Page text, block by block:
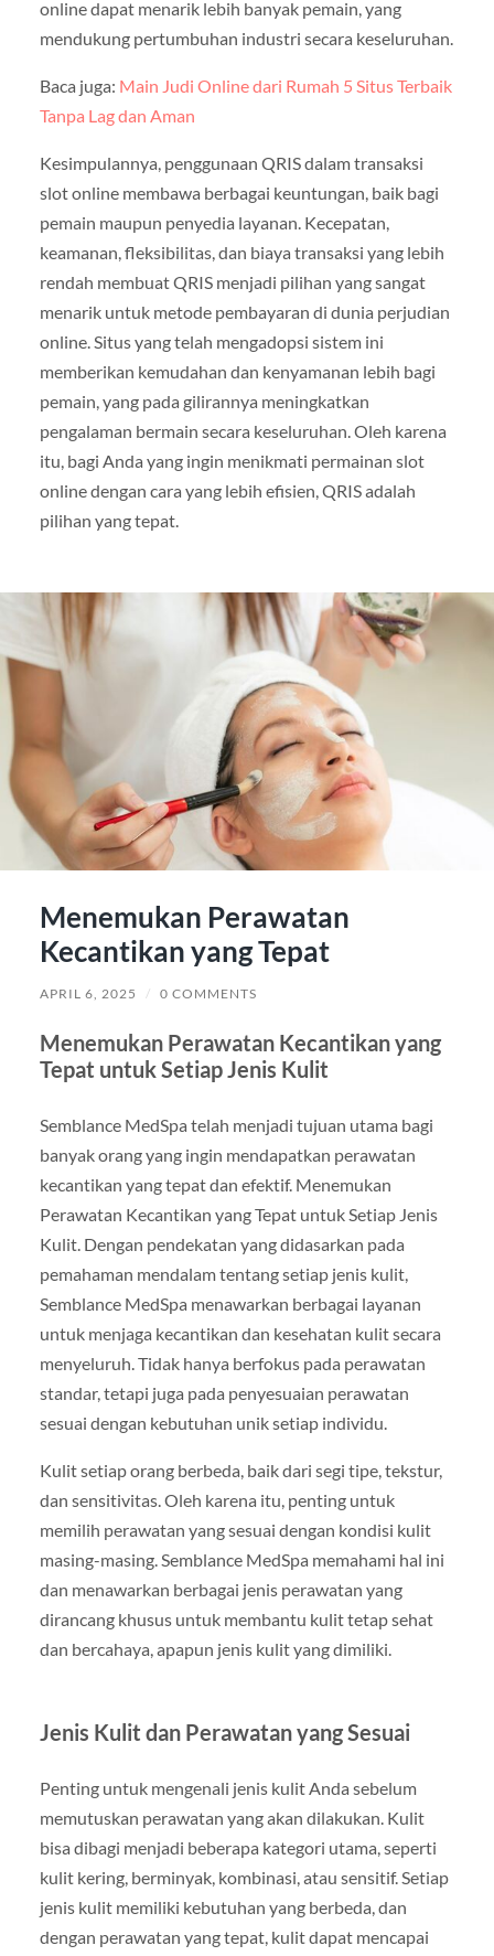
online dapat menarik lebih banyak pemain, yang
mendukung pertumbuhan industri secara keseluruhan.
Baca juga: Main Judi Online dari Rumah 5 Situs Terbaik
Tanpa Lag dan Aman
Kesimpulannya, penggunaan QRIS dalam transaksi
slot online membawa berbagai keuntungan, baik bagi
pemain maupun penyedia layanan. Kecepatan,
keamanan, fleksibilitas, dan biaya transaksi yang lebih
rendah membuat QRIS menjadi pilihan yang sangat
menarik untuk metode pembayaran di dunia perjudian
online. Situs yang telah mengadopsi sistem ini
memberikan kemudahan dan kenyamanan lebih bagi
pemain, yang pada gilirannya meningkatkan
pengalaman bermain secara keseluruhan. Oleh karena
itu, bagi Anda yang ingin menikmati permainan slot
online dengan cara yang lebih efisien, QRIS adalah
pilihan yang tepat.
Menemukan Perawatan
Kecantikan yang Tepat
APRIL 6, 2025 / 0 COMMENTS
Menemukan Perawatan Kecantikan yang
Tepat untuk Setiap Jenis Kulit
Semblance MedSpa telah menjadi tujuan utama bagi
banyak orang yang ingin mendapatkan perawatan
kecantikan yang tepat dan efektif. Menemukan
Perawatan Kecantikan yang Tepat untuk Setiap Jenis
Kulit. Dengan pendekatan yang didasarkan pada
pemahaman mendalam tentang setiap jenis kulit,
Semblance MedSpa menawarkan berbagai layanan
untuk menjaga kecantikan dan kesehatan kulit secara
menyeluruh. Tidak hanya berfokus pada perawatan
standar, tetapi juga pada penyesuaian perawatan
sesuai dengan kebutuhan unik setiap individu.
Kulit setiap orang berbeda, baik dari segi tipe, tekstur,
dan sensitivitas. Oleh karena itu, penting untuk
memilih perawatan yang sesuai dengan kondisi kulit
masing-masing. Semblance MedSpa memahami hal ini
dan menawarkan berbagai jenis perawatan yang
dirancang khusus untuk membantu kulit tetap sehat
dan bercahaya, apapun jenis kulit yang dimiliki.
Jenis Kulit dan Perawatan yang Sesuai
Penting untuk mengenali jenis kulit Anda sebelum
memutuskan perawatan yang akan dilakukan. Kulit
bisa dibagi menjadi beberapa kategori utama, seperti
kulit kering, berminyak, kombinasi, atau sensitif. Setiap
jenis kulit memiliki kebutuhan yang berbeda, dan
dengan perawatan yang tepat, kulit dapat mencapai